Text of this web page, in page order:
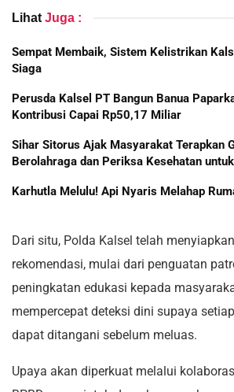
Lihat Juga :
Sempat Membaik, Sistem Kelistrikan
Siaga
Perusda Kalsel PT Bangun Banua
Kontribusi Capai Rp50,17 Miliar
Sihar Sitorus Ajak Masyarakat Terapkan
Berolahraga dan Periksa Kesehatan
Karhutla Melulu! Api Nyaris Melahap
Dari situ, Polda Kalsel telah
rekomendasi, mulai dari penguatan
peningkatan edukasi kepada
mempercepat deteksi dini supaya
dapat ditangani sebelum meluas.
Upaya akan diperkuat melalui